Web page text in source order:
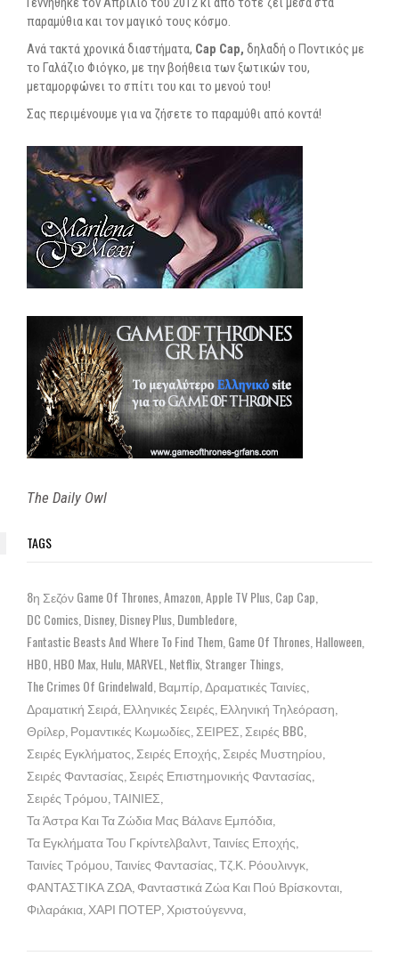
παραμύθια και τον μαγικό τους κόσμο.
Ανά τακτά χρονικά διαστήματα, Cap Cap, δηλαδή ο Ποντικός με
το Γαλάζιο Φιόγκο, με την βοήθεια των ξωτικών του,
μεταμορφώνει το σπίτι του και το μενού του!
Σας περιμένουμε για να ζήσετε το παραμύθι από κοντά!
The Daily Owl
TAGS
8η Σεζόν Game Of Thrones Amazon Apple TV Plus Cap Cap
DC Comics Disney Disney Plus Dumbledore
Fantastic Beasts And Where To Find Them Game Of Thrones Halloween
HBO HBO Max Hulu MARVEL Netflix Stranger Things
The Crimes Of Grindelwald Βαμπίρ Δραματικές Ταινίες
Δραματική Σειρά Ελληνικές Σειρές Ελληνική Τηλεόραση
Θρίλερ Ρομαντικές Κωμωδίες ΣΕΙΡΕΣ Σειρές BBC
Σειρές Εγκλήματος Σειρές Εποχής Σειρές Μυστηρίου
Σειρές Φαντασίας Σειρές Επιστημονικής Φαντασίας
Σειρές Τρόμου ΤΑΙΝΙΕΣ
Τα Άστρα Και Τα Ζώδια Μας Βάλανε Εμπόδια
Τα Εγκλήματα Του Γκρίντελβαλντ Ταινίες Εποχής
Ταινίες Τρόμου Ταινίες Φαντασίας Τζ.Κ. Ρόουλινγκ
ΦΑΝΤΑΣΤΙΚΑ ΖΩΑ Φανταστικά Ζώα Και Πού Βρίσκονται
Φιλαράκια ΧΑΡΙ ΠΟΤΕΡ Χριστούγεννα